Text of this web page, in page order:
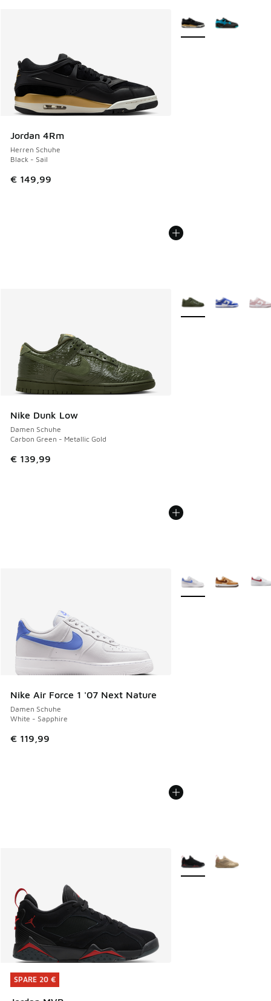
Jordan 4Rm
Herren Schuhe
Black - Sail
€ 149,99
Weitere Farben
Nike Dunk Low
Damen Schuhe
Carbon Green - Metallic Gold
€ 139,99
Weitere Farben
Nike Air Force 1 '07 Next Nature
Damen Schuhe
White - Sapphire
€ 119,99
Weitere Farben
SPARE 20 €
SPARE 20 €
Weitere Farben